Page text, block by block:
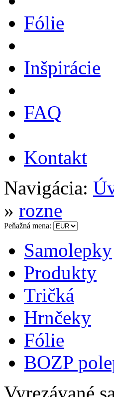
Fólie
Inšpirácie
FAQ
Kontakt
Navigácia:
» rozne
Peňažná mena:
Samolepky
Produkty
Tričká
Hrnčeky
Fólie
BOZP